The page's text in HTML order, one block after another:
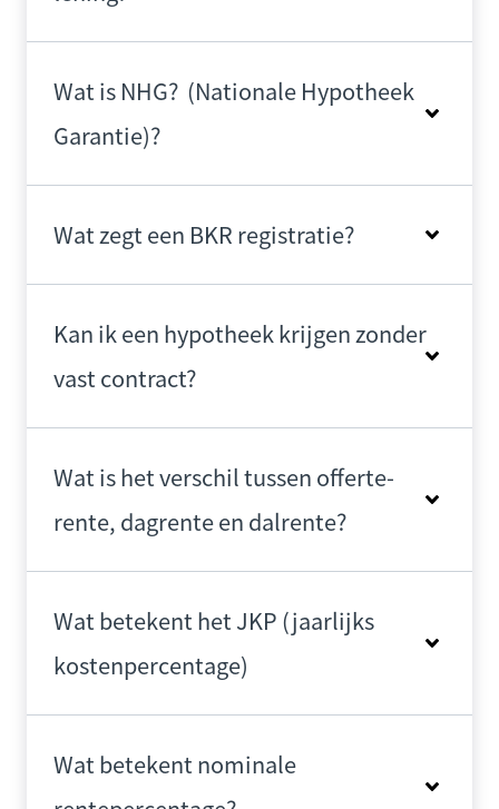
Wat is NHG? (Nationale Hypotheek
Garantie)?
Wat zegt een BKR registratie?
Kan ik een hypotheek krijgen zonder
vast contract?
Wat is het verschil tussen offerte-
rente, dagrente en dalrente?
Wat betekent het JKP (jaarlijks
kostenpercentage)
Wat betekent nominale